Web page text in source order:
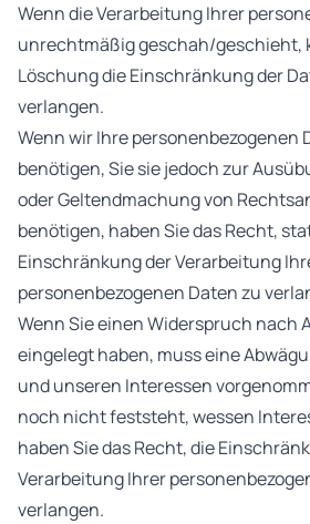
Wenn die Verarbeitung Ihrer
unrechtmäßig geschah/geschieht,
Löschung die Einschränkung der
verlangen.
Wenn wir Ihre personenbezogenen
benötigen, Sie sie jedoch zur
oder Geltendmachung von
benötigen, haben Sie das Recht,
Einschränkung der Verarbeitung
personenbezogenen Daten zu
Wenn Sie einen Widerspruch nach
eingelegt haben, muss eine
und unseren Interessen
noch nicht feststeht, wessen
haben Sie das Recht, die
Verarbeitung Ihrer
verlangen.